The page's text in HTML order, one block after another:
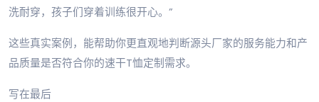
洗耐穿，孩子们穿着训练很开心。”
这些真实案例，能帮助你更直观地判断源头厂家的服务能力和产
品质量是否符合你的速干T恤定制需求。
写在最后